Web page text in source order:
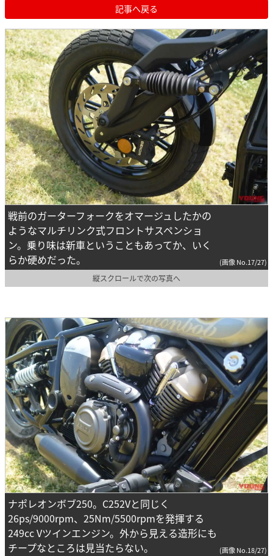
記事へ戻る
戦前のガーターフォークをオマージュしたかの
ようなマルチリンク式フロントサスペンショ
ン。乗り味は新車ということもあってか、いく
らか硬めだった。
(画像 No.17/27)
縦スクロールで次の写真へ
ナポレオンボブ250。C252Vと同じく
26ps/9000rpm、25Nm/5500rpmを発揮する
249cc Vツインエンジン。外から見える造形にも
チープなところは見当たらない。
(画像 No.18/27)